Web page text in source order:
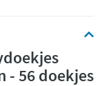
- 56 doekjes